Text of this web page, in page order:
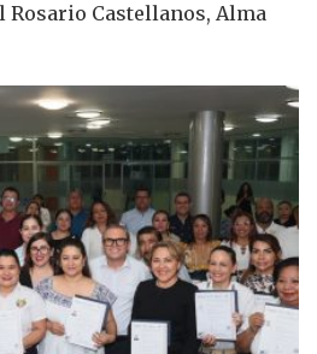
Castellanos, Alma